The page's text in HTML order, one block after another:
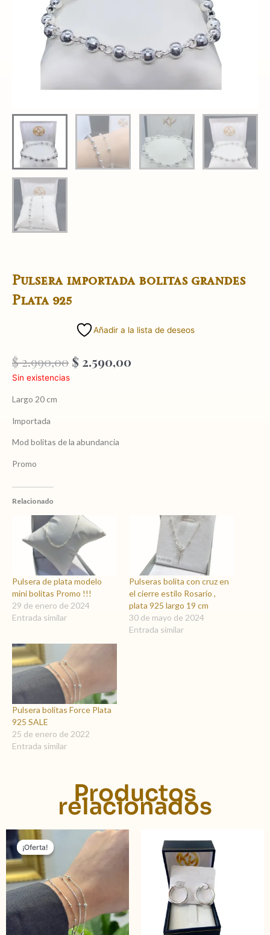
Pulsera importada bolitas grandes
Plata 925
Añadir a la lista de deseos
$2.990,00 El
precio
$ 2.590,00
Sin existencias
Largo 20 cm
Importada
Mod bolitas de la abundancia
Promo
Relacionado
Pulsera de plata modelo
mini bolitas Promo !!!
29 de enero de 2024
Entrada similar
Pulseras bolita con cruz en
el cierre estilo Rosario ,
plata 925 largo 19 cm
30 de mayo de 2024
Entrada similar
Pulsera bolitas Force Plata
925 SALE
25 de enero de 2022
Entrada similar
Productos
relacionados
¡Oferta!
¡Oferta!
precio
original
era:
$ 2.590,00.
El
precio